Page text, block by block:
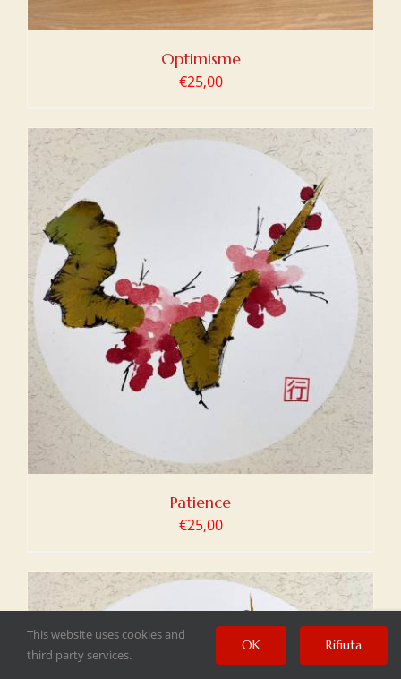
Optimisme
€25,00
Patience
€25,00
This website uses cookies and
third party services.
OK Rifiuta